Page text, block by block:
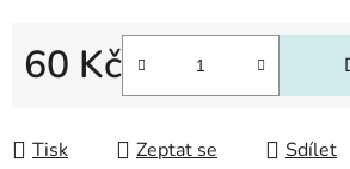
60 Kč
Měrná cena:
Tisk Zeptat se Sdílet